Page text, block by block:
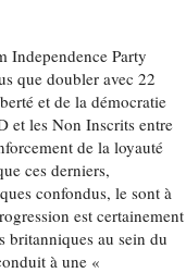
Independence Party
que doubler avec 22
et de la démocratie
et les Non Inscrits entre
de la loyauté
ces derniers,
confondus, le sont à
est certainement
britanniques au sein du
à une «